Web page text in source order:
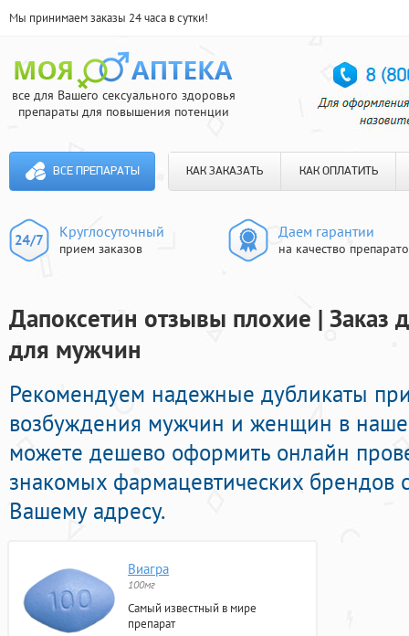
Мы принимаем заказы 24 часа в сутки!
все для Вашего сексуального здоровья
препараты для повышения потенции
ВСЕ ПРЕПАРАТЫ КАК ЗАКАЗАТЬ КАК ОПЛАТИТЬ
Круглосуточный
прием заказов
Даем гарантии
на качество
Дапоксетин отзывы плохие | Заказ
для мужчин
Рекомендуем надежные дубликаты
возбуждения мужчин и женщин в
можете дешево оформить онлайн
знакомых фармацевтических брендов
Вашему адресу.
Виагра
100мг
Самый известный в мире
препарат